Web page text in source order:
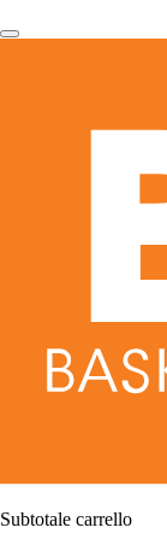
Subtotale carrello